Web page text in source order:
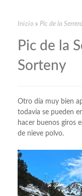
Inicio Pic de la
Pic de la
Sorteny
Otro día muy bien
todavía se pueden
hacer buenos giros
de nieve polvo.